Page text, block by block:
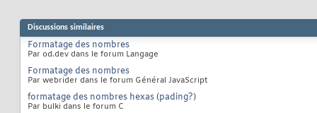
Discussions similaires
Formatage des nombres
Par od.dev dans le forum Langage
Formatage des nombres
Par webrider dans le forum Général JavaScript
formatage des nombres hexas (pading?)
Par bulki dans le forum C